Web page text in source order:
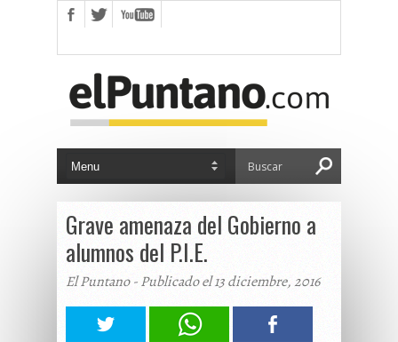
Grave amenaza del Gobierno a
alumnos del P.I.E.
El Puntano - Publicado el 13 diciembre, 2016